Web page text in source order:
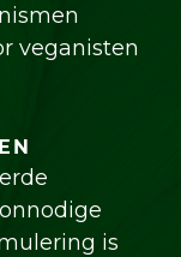
veganisten
is